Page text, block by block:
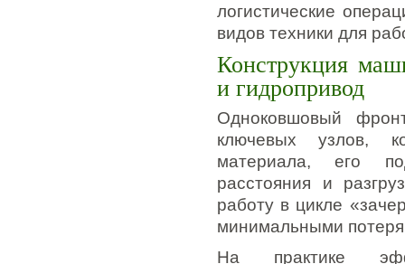
логистические
видов техники для
Конструкция
и гидропривод
Одноковшовый
ключевых узлов,
материала, его
расстояния и
работу в цикле
минимальными
На практике